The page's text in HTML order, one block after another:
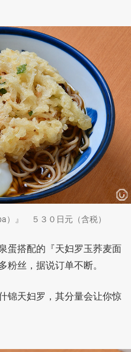
）』 ５３０日元（含税）
蛋搭配的『天妇罗玉荞麦面
粉丝，据说订单不断。
锦天妇罗，其分量会让你惊